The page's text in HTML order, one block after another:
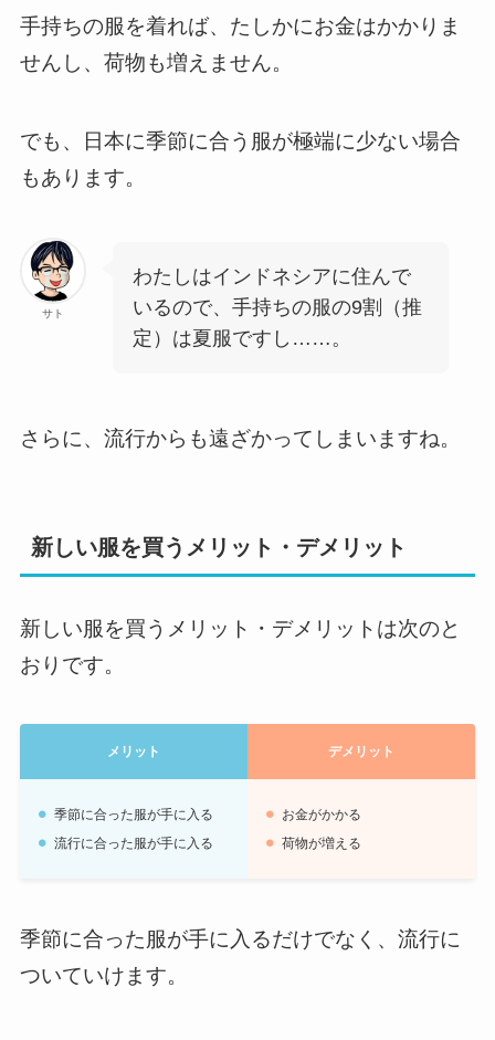
手持ちの服を着れば、たしかにお金はかかりま
せんし、荷物も増えません。
でも、日本に季節に合う服が極端に少ない場合
もあります。
サト
わたしはインドネシアに住んで
いるので、手持ちの服の9割（推
定）は夏服ですし……。
さらに、流行からも遠ざかってしまいますね。
新しい服を買うメリット・デメリット
新しい服を買うメリット・デメリットは次のと
おりです。
メリット デメリット
季節に合った服が手に入る
流行に合った服が手に入る
お金がかかる
荷物が増える
季節に合った服が手に入るだけでなく、流行に
ついていけます。